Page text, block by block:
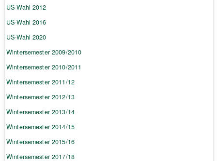
US-Wahl 2012
US-Wahl 2016
US-Wahl 2020
Wintersemester 2009/2010
Wintersemester 2010/2011
Wintersemester 2011/12
Wintersemester 2012/13
Wintersemester 2013/14
Wintersemester 2014/15
Wintersemester 2015/16
Wintersemester 2017/18